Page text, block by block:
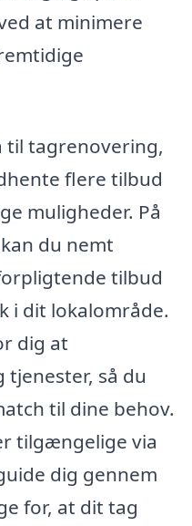
at minimere
tagrenovering,
flere tilbud
muligheder. På
du nemt
tilbud
i dit lokalområde.
dig at
tjenester, så du
til dine behov.
tilgængelige via
dig gennem
for, at dit tag